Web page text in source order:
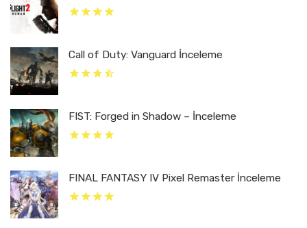
Call of Duty: Vanguard İnceleme
FIST: Forged in Shadow – İnceleme
FINAL FANTASY IV Pixel Remaster İnceleme